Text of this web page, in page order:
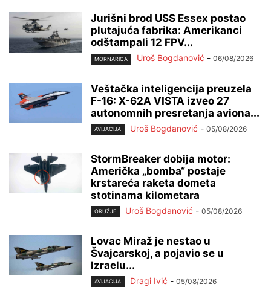
Jurišni brod USS Essex postao
plutajuća fabrika: Amerikanci
odštampali 12 FPV...
MORNARICA Uroš Bogdanović - 06/08/2026
Veštačka inteligencija preuzela
F-16: X-62A VISTA izveo 27
autonomnih presretanja aviona...
AVIJACIJA Uroš Bogdanović - 05/08/2026
StormBreaker dobija motor:
Američka „bomba“ postaje
krstareća raketa dometa
stotinama kilometara
ORUŽJE Uroš Bogdanović - 05/08/2026
Lovac Miraž je nestao u
Švajcarskoj, a pojavio se u
Izraelu...
AVIJACIJA Dragi Ivić - 05/08/2026